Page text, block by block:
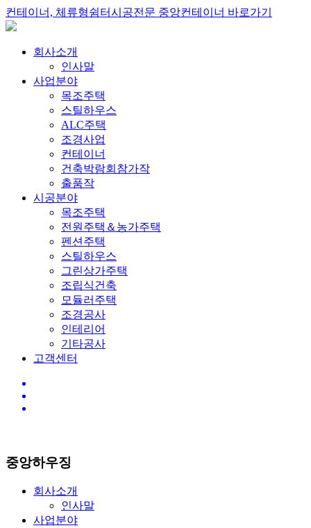
컨테이너, 체류형쉼터시공전문 중앙컨테이너 바로가기
회사소개
인사말
사업분야
목조주택
스틸하우스
ALC주택
조경사업
컨테이너
건축박람회참가작
출품작
시공분야
목조주택
전원주택＆농가주택
펜션주택
스틸하우스
그린상가주택
조립식건축
모듈러주택
조경공사
인테리어
기타공사
고객센터
중앙하우징
회사소개
인사말
사업분야